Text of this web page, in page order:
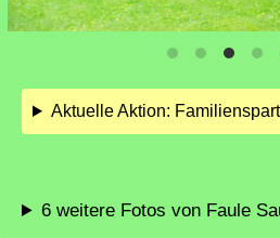
Aktuelle Aktion:
6 weitere Fotos von Faule